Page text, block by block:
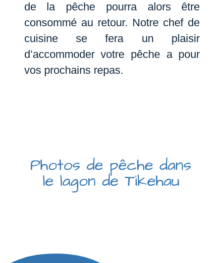
de la pêche pourra alors être
consommé au retour. Notre chef de
cuisine se fera un plaisir
d’accommoder votre pêche a pour
vos prochains repas.
Photos de pêche dans
le lagon de Tikehau